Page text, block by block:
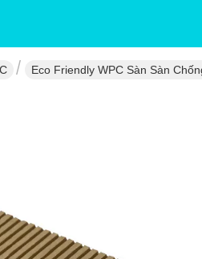
Eco Friendly WPC Sàn Sàn